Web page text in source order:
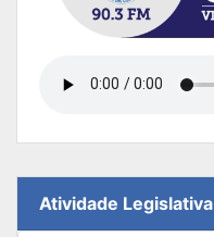
Atividade Legislativa